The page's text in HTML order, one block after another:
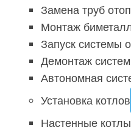
Замена труб
Монтаж
Запуск системы
Демонтаж
Автономная
Установка котлов
Настенные котлы